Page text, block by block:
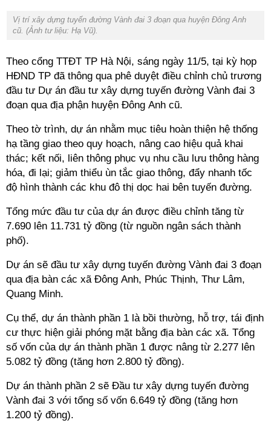
Vị trí xây dựng tuyến đường Vành đai 3 đoạn qua huyện Đông Anh
cũ. (Ảnh tư liệu: Hạ Vũ).
Theo cổng TTĐT TP Hà Nội, sáng ngày 11/5, tại kỳ họp
HĐND TP đã thông qua phê duyệt điều chỉnh chủ trương
đầu tư Dự án đầu tư xây dựng tuyến đường Vành đai 3
đoạn qua địa phận huyện Đông Anh cũ.
Theo tờ trình, dự án nhằm mục tiêu hoàn thiện hệ thống
hạ tầng giao theo quy hoạch, nâng cao hiệu quả khai
thác; kết nối, liên thông phục vụ nhu cầu lưu thông hàng
hóa, đi lại; giảm thiểu ùn tắc giao thông, đẩy nhanh tốc
độ hình thành các khu đô thị dọc hai bên tuyến đường.
Tổng mức đầu tư của dự án được điều chỉnh tăng từ
7.690 lên 11.731 tỷ đồng (từ nguồn ngân sách thành
phố).
Dự án sẽ đầu tư xây dựng tuyến đường Vành đai 3 đoạn
qua địa bàn các xã Đông Anh, Phúc Thịnh, Thư Lâm,
Quang Minh.
Cụ thể, dự án thành phần 1 là bồi thường, hỗ trợ, tái định
cư thực hiện giải phóng mặt bằng địa bàn các xã. Tổng
số vốn của dự án thành phần 1 được nâng từ 2.277 lên
5.082 tỷ đồng (tăng hơn 2.800 tỷ đồng).
Dự án thành phần 2 sẽ Đầu tư xây dựng tuyến đường
Vành đai 3 với tổng số vốn 6.649 tỷ đồng (tăng hơn
1.200 tỷ đồng).